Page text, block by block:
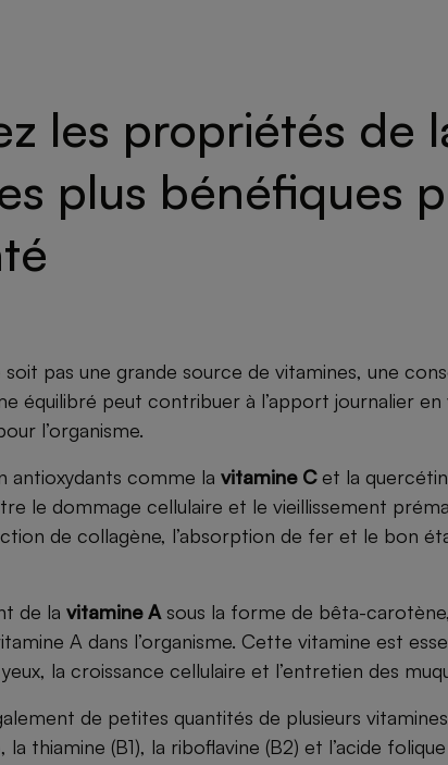
les propriétés de
plus bénéfiques
pas une grande source de vitamines, une
équilibré peut contribuer à l’apport journalier
l’organisme.
antioxydants comme la vitamine Cet la
le dommage cellulaire et le vieillissement
de collagène, l’absorption de fer et le bon
de la vitamine A sous la forme de bêta-
A dans l’organisme. Cette vitamine est
la croissance cellulaire et l’entretien des
de petites quantités de plusieurs
thiamine (B1), la riboflavine (B2) et l’acide